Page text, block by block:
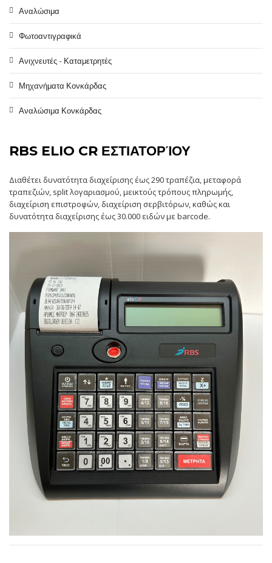
Αναλώσιμα
Φωτοαντιγραφικά
Ανιχνευτές - Καταμετρητές
Μηχανήματα Κονκάρδας
Αναλώσιμα Κονκάρδας
RBS ELIO CR ΕΣΤΙΑΤΟΡΊΟΥ
Διαθέτει δυνατότητα διαχείρισης έως 290 τραπέζια, μεταφορά
τραπεζιών, split λογαριασμού, μεικτούς τρόπους πληρωμής,
διαχείριση επιστροφών, διαχείριση σερβιτόρων, καθώς και
δυνατότητα διαχείρισης έως 30.000 ειδών με barcode.